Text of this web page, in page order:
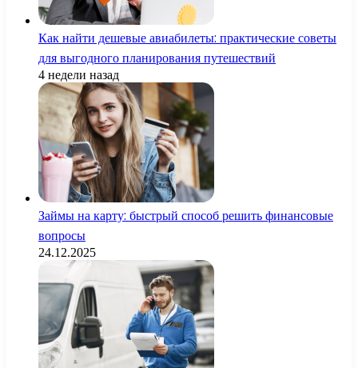
Как найти дешевые авиабилеты: практические советы
для выгодного планирования путешествий
4 недели назад
Займы на карту: быстрый способ решить финансовые
вопросы
24.12.2025